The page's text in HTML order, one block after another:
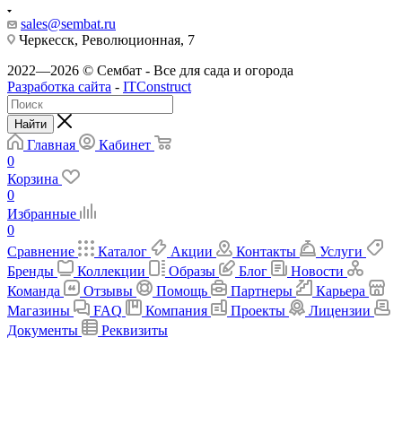
sales@sembat.ru
Черкесск, Революционная, 7
2022—2026 © Сембат - Все для сада и огорода
Разработка сайта - ITConstruct
Найти
Главная
Кабинет
0
Корзина
0
Избранные
0
Сравнение
Каталог Акции Контакты
Услуги
Бренды
Коллекции Образы Блог
Новости
Команда
Отзывы Помощь Партнеры
Карьера
Магазины
FAQ Компания Проекты
Лицензии
Документы
Реквизиты